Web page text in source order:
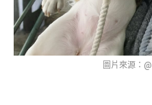
圖片來源：@